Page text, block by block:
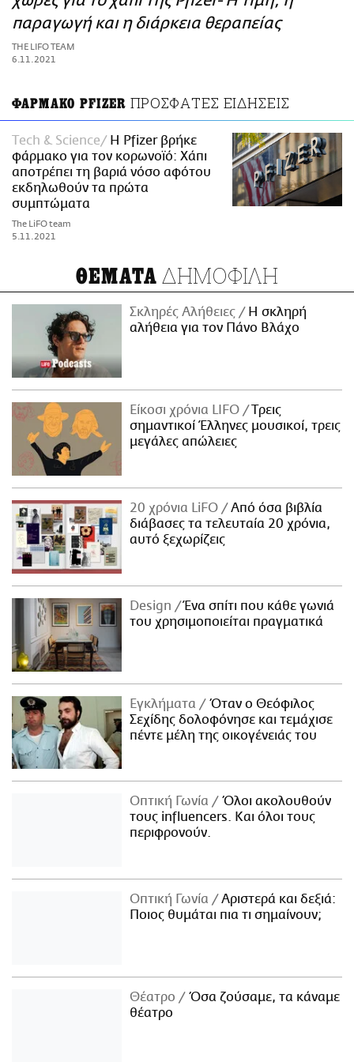
ΑΜΠΑ
PRINT
παραγωγή και η διάρκεια θεραπείας
THE LIFO TEAM
6.11.2021
ΦΑΡΜΑΚΟ PFIZER ΠΡΟΣΦΑΤΕΣ ΕΙΔΗΣΕΙΣ
Τech & Science
H Pfizer βρήκε
φάρμακο για τον κορωνοϊό: Χάπι
αποτρέπει τη βαριά νόσο αφότου
εκδηλωθούν τα πρώτα
συμπτώματα
The LiFO team
5.11.2021
ΘΕΜΑΤΑ ΔΗΜΟΦΙΛΗ
Σκληρές Αλήθειες
H σκληρή
αλήθεια για τον Πάνο Βλάχο
Είκοσι χρόνια LIFO
Tρεις
σημαντικοί Έλληνες μουσικοί, τρεις
μεγάλες απώλειες
20 χρόνια LiFO
Από όσα βιβλία
διάβασες τα τελευταία 20 χρόνια,
αυτό ξεχωρίζεις
Design
Ένα σπίτι που κάθε γωνιά
του χρησιμοποιείται πραγματικά
Εγκλήματα
Όταν ο Θεόφιλος
Σεχίδης δολοφόνησε και τεμάχισε
πέντε μέλη της οικογένειάς του
Οπτική Γωνία
Όλοι ακολουθούν
τους influencers. Και όλοι τους
περιφρονούν.
Οπτική Γωνία
Αριστερά και δεξιά:
Ποιος θυμάται πια τι σημαίνουν;
Θέατρο
Όσα ζούσαμε, τα κάναμε
θέατρο